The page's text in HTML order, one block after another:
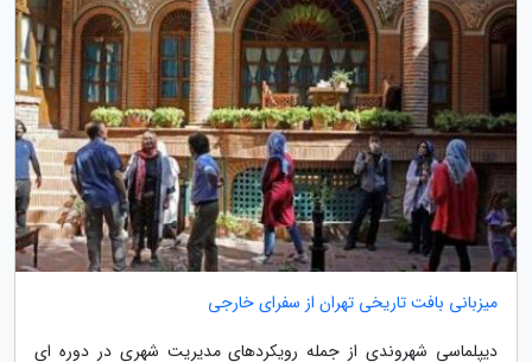
میزبانی بافت تاریخی تهران از سفرای خارجی
دیپلماسی شهروندی از جمله رویکردهای مدیریت شهری در دوره ای